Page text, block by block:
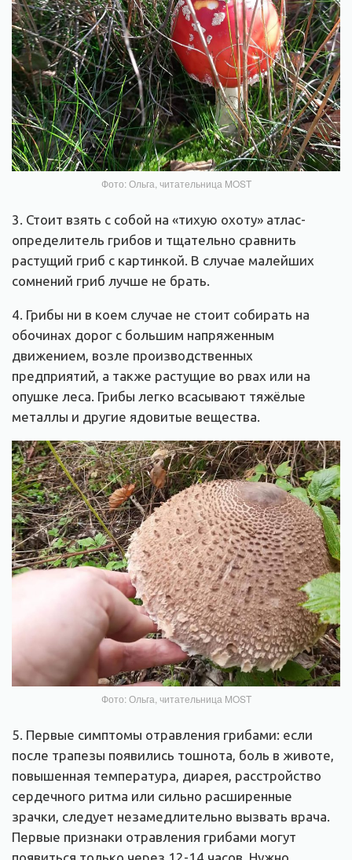
Фото: Ольга, читательница MOST
3. Стоит взять с собой на «тихую охоту» атлас-
определитель грибов и тщательно сравнить
растущий гриб с картинкой. В случае малейших
сомнений гриб лучше не брать.
4. Грибы ни в коем случае не стоит собирать на
обочинах дорог с большим напряженным
движением, возле производственных
предприятий, а также растущие во рвах или на
опушке леса. Грибы легко всасывают тяжёлые
металлы и другие ядовитые вещества.
Фото: Ольга, читательница MOST
5. Первые симптомы отравления грибами: если
после трапезы появились тошнота, боль в животе,
повышенная температура, диарея, расстройство
сердечного ритма или сильно расширенные
зрачки, следует незамедлительно вызвать врача.
Первые признаки отравления грибами могут